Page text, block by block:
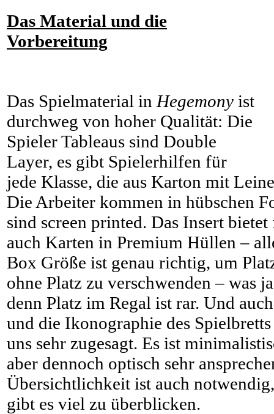
Das Material und die
Vorbereitung
Das Spielmaterial in Hegemony ist
durchweg von hoher Qualität: Die
Spieler Tableaus sind Double
Layer, es gibt Spielerhilfen für
jede Klasse, die aus Karton mit
Die Arbeiter kommen in hübschen
sind screen printed. Das Insert
auch Karten in Premium Hüllen –
Box Größe ist genau richtig, um
ohne Platz zu verschwenden – was
denn Platz im Regal ist rar. Und
und die Ikonographie des
uns sehr zugesagt. Es ist
aber dennoch optisch sehr
Übersichtlichkeit ist auch
gibt es viel zu überblicken.